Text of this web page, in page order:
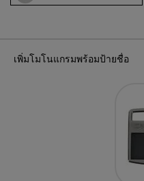
เพิ่มโมโนแกรมพร้อมป้ายชื่อ